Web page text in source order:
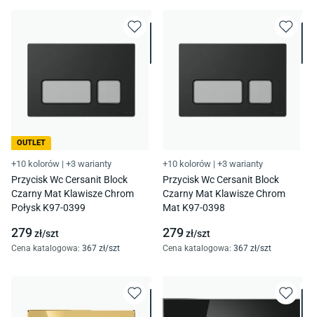
OUTLET
+10 kolorów | +3 warianty
Przycisk Wc Cersanit Block
Czarny Mat Klawisze Chrom
Połysk K97-0399
279zł/szt
Cena katalogowa: 367 zł/szt
+10 kolorów | +3 warianty
Przycisk Wc Cersanit Block
Czarny Mat Klawisze Chrom
Mat K97-0398
279zł/szt
Cena katalogowa: 367 zł/szt